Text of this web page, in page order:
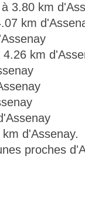
à 3.80 km
km
4.26 km
d'Assenay.
proches